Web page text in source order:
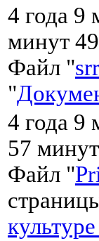
4 года 9
минут
Файл "
"
4 года 9
57
Файл "